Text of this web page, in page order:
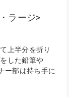
ラージ>
上半分を折り
した鉛筆や
ー部は持ち手に